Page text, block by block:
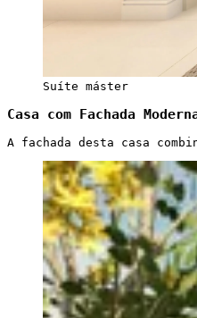
Suíte máster
Casa com Fachada
A fachada desta casa